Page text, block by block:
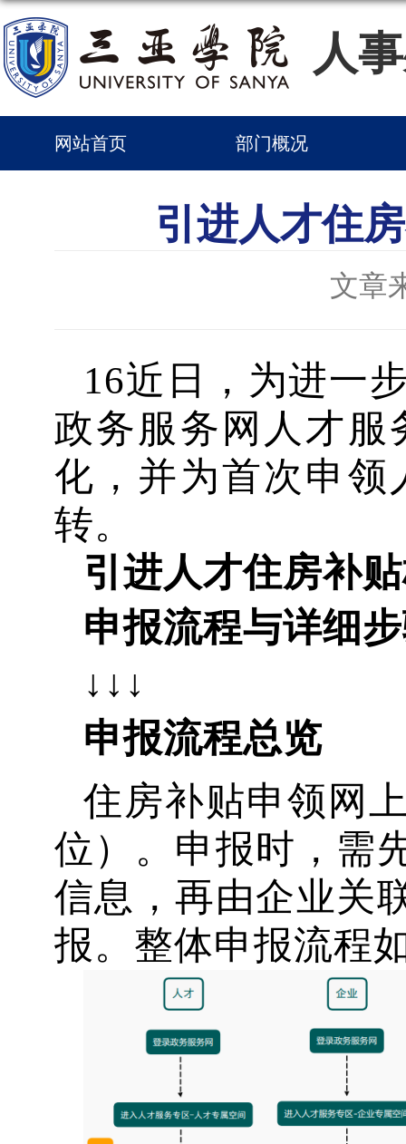
人
网站首页 部门概况
引进人才住
文章
16近日，为进一
政务服务网人才服
化，并为首次申领
转。
引进人才住房补
申报流程与详细
↓↓↓
申报流程总览
住房补贴申领网
位）。申报时，需
信息，再由企业关
报。整体申报流程